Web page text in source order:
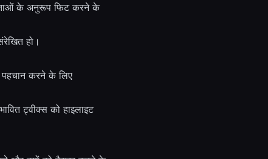
के अनुरूप फिट करने के
हो।
पहचान करने के लिए
ट्वीक्स को हाइलाइट